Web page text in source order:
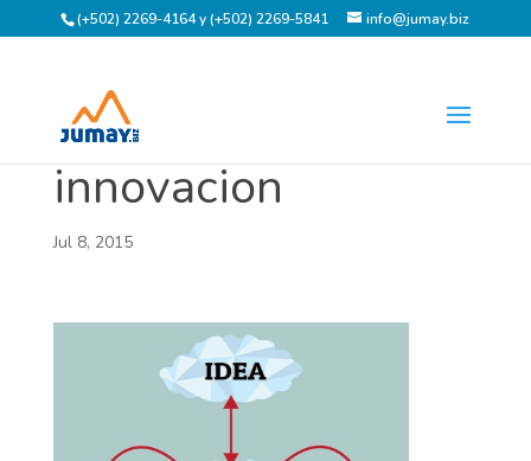
(+502) 2269-4164 y (+502) 2269-5841 info@jumay.biz
innovacion
Jul 8, 2015